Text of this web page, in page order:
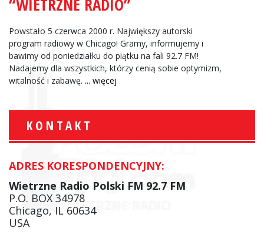
“WIETRZNE RADIO”
Powstało 5 czerwca 2000 r. Największy autorski
program radiowy w Chicago! Gramy, informujemy i
bawimy od poniedziałku do piątku na fali 92.7 FM!
Nadajemy dla wszystkich, którzy cenią sobie optymizm,
witalność i zabawę. ... więcej
KONTAKT
ADRES KORESPONDENCYJNY:
Wietrzne Radio Polski FM 92.7 FM
P.O. BOX 34978
Chicago, IL 60634
USA